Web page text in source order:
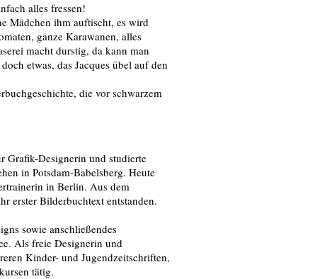
alles fressen!
Mädchen ihm auftischt, es wird
ganze Karawanen, alles
macht durstig, da kann man
etwas, das Jacques übel auf den
die vor schwarzem
Grafik-Designerin und studierte
in Potsdam-Babelsberg. Heute
in Berlin. Aus dem
erster Bilderbuchtext entstanden.
sowie anschließendes
Als freie Designerin und
Kinder- und Jugendzeitschriften,
tätig.